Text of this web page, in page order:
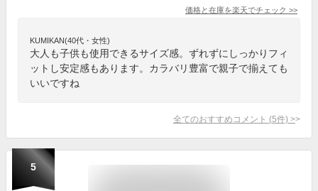
価格と在庫を楽天でチェック >>
KUMIKAN(40代・女性)
大人も子供も使用できるサイズ感。ずれずにしっかりフィ
ットし安定感もあります。カラバリ豊富で親子で揃えても
いいですね
全てのおすすめコメント (5件) >
5